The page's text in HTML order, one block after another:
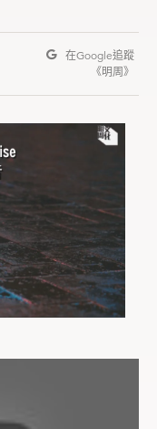
在Google追蹤
《明周》